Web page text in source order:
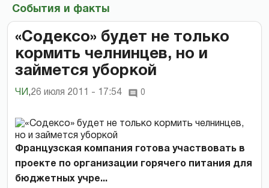
События и факты
«Содексо» будет не только
кормить челнинцев, но и
займется уборкой
ЧИ ,26 июля 2011 - 17:54 0
Французская компания готова участвовать в
проекте по организации горячего питания для
бюджетных учре...